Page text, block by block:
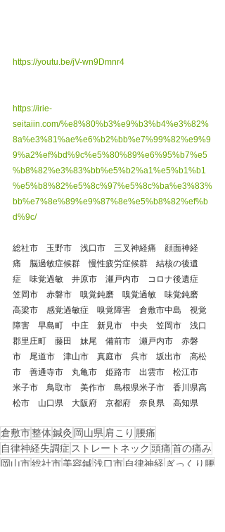
https://youtu.be/jV-wn9Dmnr4
https://irie-
seitaiin.com/%e8%80%b3%e9%b3%b4%e3%82%
8a%e3%81%ae%e6%b2%bb%e7%99%82%e9%9
9%a2%ef%bd%9c%e5%80%89%e6%95%b7%e5
%b8%82%e3%83%bb%e5%b2%a1%e5%b1%b1
%e5%b8%82%e5%8c%97%e5%8c%ba%e3%83%
bb%e7%8e%89%e9%87%8e%e5%b8%82%ef%b
d%9c/
総社市　玉野市　浅口市　三叉神経痛　顔面神経
痛　脳過敏症候群　慢性疲労症候群　結核の後遺
症　味覚過敏　井原市　瀬戸内市　コロナ後遺症
笠岡市　赤磐市　嗅覚鈍磨　嗅覚過敏　味覚鈍磨
高梁市　感覚過敏症　嗅覚障害　倉敷市中島　視覚
障害　早島町　中庄　新見市　中央　笠岡市　浅口
郡里庄町　藤田　妹尾　備前市　瀬戸内市　赤磐
市　尾道市　津山市　真庭市　呉市　坂出市　高松
市　善通寺市　丸亀市　姫路市　出雲市　松江市
米子市　鳥取市　美作市　島根県米子市　香川県高
松市　山口県　大阪府　京都府　奈良県　高知県
倉敷市整体鍼灸 岡山県 肩こり 腰痛
自律神経失調症 ストレートネック 頭痛首の痛み
岡山市総社市美容鍼浅口市 自律神経 ぎっくり腰